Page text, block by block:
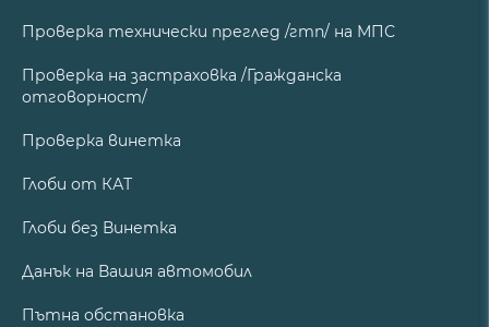
Проверка технически преглед /гтп/ на МПС
Проверка на застраховка /Гражданска
отговорност/
Проверка винетка
Глоби от КАТ
Глоби без Винетка
Данък на Вашия автомобил
Пътна обстановка